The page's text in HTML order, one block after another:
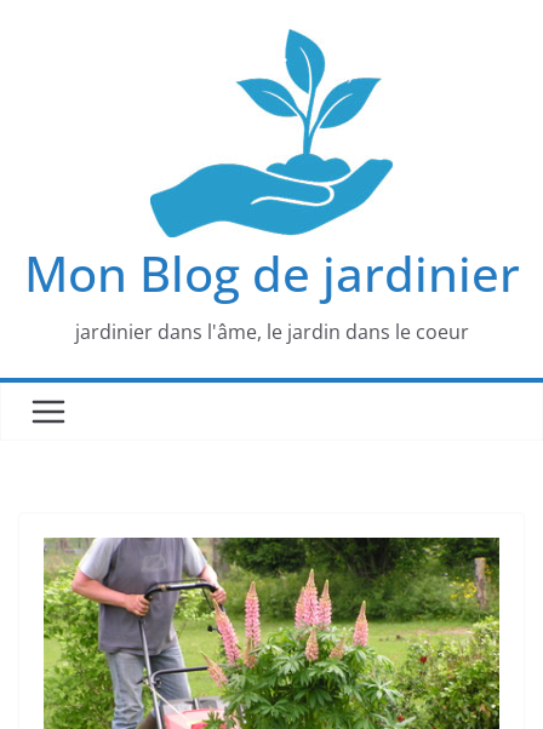
Mon Blog de jardinier
jardinier dans l'âme, le jardin dans le coeur